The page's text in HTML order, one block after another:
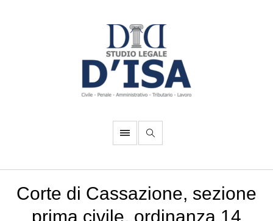
Corte di Cassazione, sezione
prima civile, ordinanza 14